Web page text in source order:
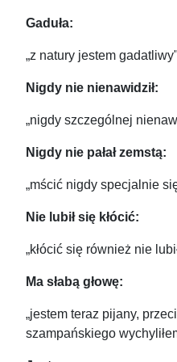
Gaduła:
„z natury jestem gadatliwy"
Nigdy nie nienawidził:
„nigdy szczególnej
Nigdy nie pałał zemstą:
„mścić nigdy specjalnie
Nie lubił się kłócić:
„kłócić się również nie
Ma słabą głowę:
„jestem teraz pijany,
szampańskiego